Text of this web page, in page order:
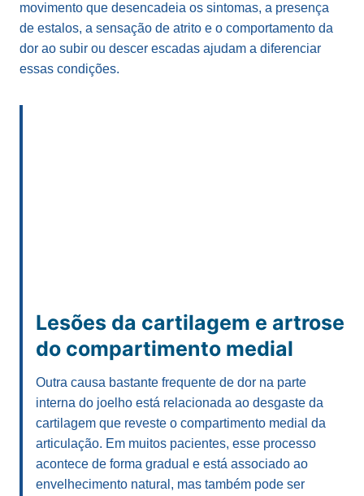
movimento que desencadeia os sintomas, a presença
de estalos, a sensação de atrito e o comportamento da
dor ao subir ou descer escadas ajudam a diferenciar
essas condições.
Lesões da cartilagem e artrose
do compartimento medial
Outra causa bastante frequente de dor na parte
interna do joelho está relacionada ao desgaste da
cartilagem que reveste o compartimento medial da
articulação. Em muitos pacientes, esse processo
acontece de forma gradual e está associado ao
envelhecimento natural, mas também pode ser